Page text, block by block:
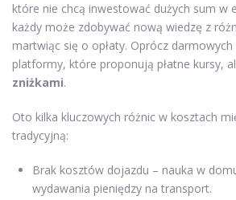
które nie chcą inwestować dużych sum w
każdy może zdobywać nową wiedzę z
martwiąc się o opłaty. Oprócz
platformy, które proponują płatne kursy,
zniżkami.
Oto kilka kluczowych różnic w kosztach
tradycyjną:
Brak kosztów dojazdu – nauka w
wydawania pieniędzy na transport.